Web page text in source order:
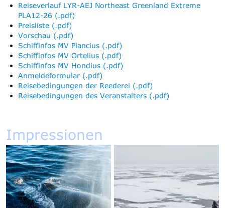
Reiseverlauf LYR-AEJ Northeast Greenland Extreme
PLA12-26 (.pdf)
Preisliste (.pdf)
Vorschau (.pdf)
Schiffinfos MV Plancius (.pdf)
Schiffinfos MV Ortelius (.pdf)
Schiffinfos MV Hondius (.pdf)
Anmeldeformular (.pdf)
Reisebedingungen der Reederei (.pdf)
Reisebedingungen des Veranstalters (.pdf)
Impressionen